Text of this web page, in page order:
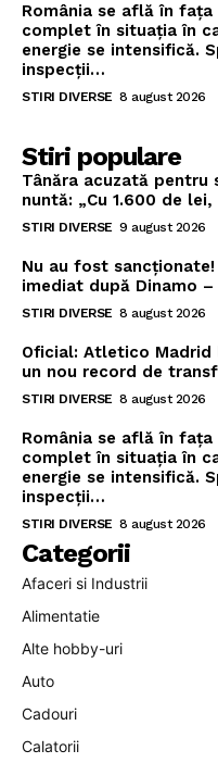
România se află în
complet în situația în
energie se intensifică.
inspecții…
STIRI DIVERSE 8 august 2026
Stiri populare
Tânăra acuzată
nuntă: „Cu 1.600 de
STIRI DIVERSE 9 august 2026
Nu au fost
imediat după Dinamo
STIRI DIVERSE 8 august 2026
Oficial: Atletico
un nou record de
STIRI DIVERSE 8 august 2026
România se află în
complet în situația în
energie se intensifică.
inspecții…
STIRI DIVERSE 8 august 2026
Categorii
Afaceri si Industrii
Alimentatie
Alte hobby-uri
Auto
Cadouri
Calatorii